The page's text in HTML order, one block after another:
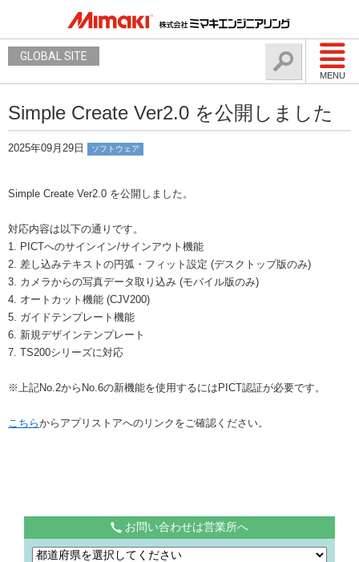
MENU
GLOBAL SITE
Simple Create Ver2.0 を公開しました
2025年09月29日 ソフトウェア
Simple Create Ver2.0 を公開しました。
対応内容は以下の通りです。
1. PICTへのサインイン/サインアウト機能
2. 差し込みテキストの円弧・フィット設定 (デスクトップ版のみ)
3. カメラからの写真データ取り込み (モバイル版のみ)
4. オートカット機能 (CJV200)
5. ガイドテンプレート機能
6. 新規デザインテンプレート
7. TS200シリーズに対応
※上記No.2からNo.6の新機能を使用するにはPICT認証が必要です。
こちらからアプリストアへのリンクをご確認ください。
お問い合わせは営業所へ